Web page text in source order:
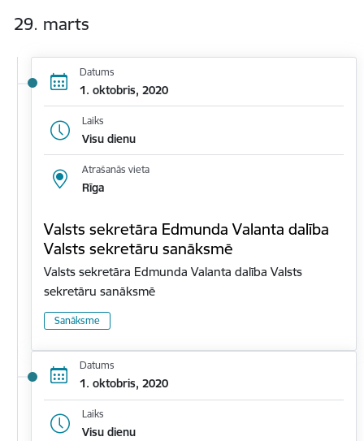
29. marts
Datums
1. oktobris, 2020
Laiks
Visu dienu
Atrašanās vieta
Rīga
Valsts sekretāra Edmunda Valanta dalība
Valsts sekretāru sanāksmē
Valsts sekretāra Edmunda Valanta dalība Valsts
sekretāru sanāksmē
Sanāksme
Datums
1. oktobris, 2020
Laiks
Visu dienu